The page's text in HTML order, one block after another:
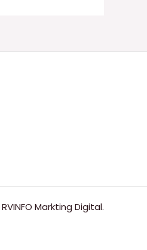
RVINFO Markting Digital.